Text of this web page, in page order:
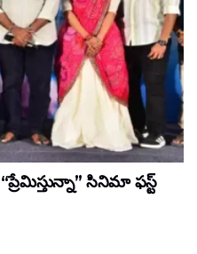
సినిమా ఫస్ట్